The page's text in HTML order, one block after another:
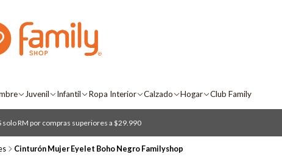
Juvenil Infantil Ropa Interior Calzado Hogar Club Family
solo RM por compras superiores a $29.990
Cinturón Mujer Eyelet Boho Negro Familyshop